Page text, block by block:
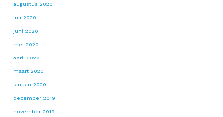
augustus 2020
juli 2020
juni 2020
mei 2020
april 2020
maart 2020
januari 2020
december 2019
november 2019